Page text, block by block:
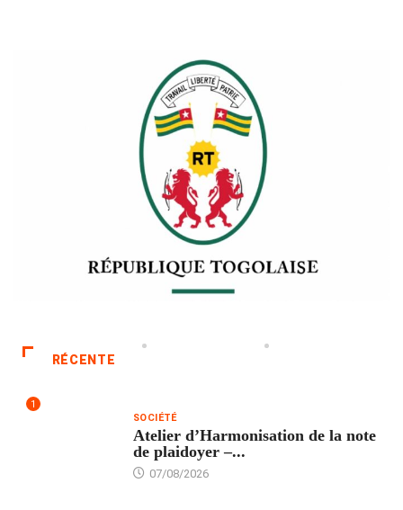
RÉCENTE
1
SOCIÉTÉ
Atelier d’Harmonisation de la note
de plaidoyer –...
07/08/2026